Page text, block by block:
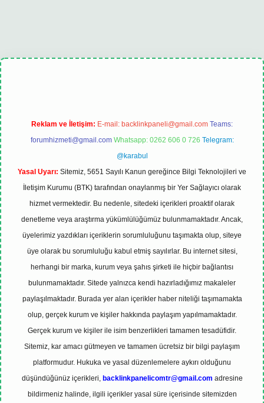
tulipbet güncel
Reklam ve İletişim: E-mail: backlinkpaneli@gmail.com Teams:
forumhizmeti@gmail.com Whatsapp: 0262 606 0 726 Telegram:
@karabul
Yasal Uyarı: Sitemiz, 5651 Sayılı Kanun gereğince Bilgi Teknolojileri ve
İletişim Kurumu (BTK) tarafından onaylanmış bir Yer Sağlayıcı olarak
hizmet vermektedir. Bu nedenle, sitedeki içerikleri proaktif olarak
denetleme veya araştırma yükümlülüğümüz bulunmamaktadır. Ancak,
üyelerimiz yazdıkları içeriklerin sorumluluğunu taşımakta olup, siteye
üye olarak bu sorumluluğu kabul etmiş sayılırlar. Bu internet sitesi,
herhangi bir marka, kurum veya şahıs şirketi ile hiçbir bağlantısı
bulunmamaktadır. Sitede yalnızca kendi hazırladığımız makaleler
paylaşılmaktadır. Burada yer alan içerikler haber niteliği taşımamakta
olup, gerçek kurum ve kişiler hakkında paylaşım yapılmamaktadır.
Gerçek kurum ve kişiler ile isim benzerlikleri tamamen tesadüfidir.
Sitemiz, kar amacı gütmeyen ve tamamen ücretsiz bir bilgi paylaşım
platformudur. Hukuka ve yasal düzenlemelere aykırı olduğunu
düşündüğünüz içerikleri, backlinkpanelicomtr@gmail.com adresine
bildirmeniz halinde, ilgili içerikler yasal süre içerisinde sitemizden